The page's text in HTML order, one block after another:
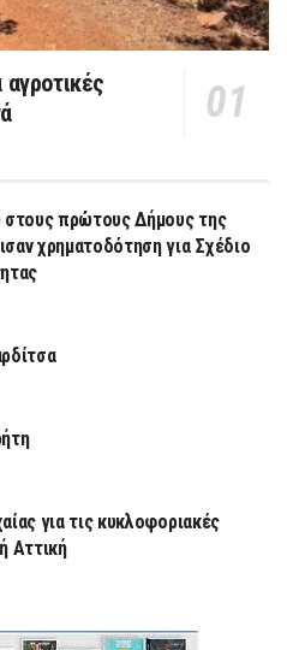
αγροτικές
στους πρώτους Δήμους της
χρηματοδότηση για Σχέδιο
για τις κυκλοφοριακές
Αττική